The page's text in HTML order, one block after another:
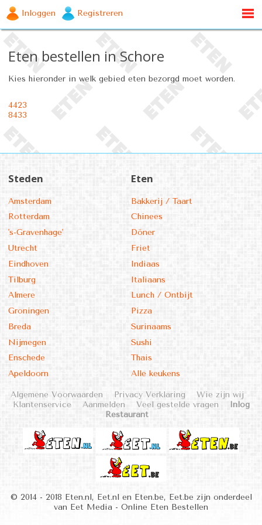
Inloggen Registreren
Eten bestellen in Schore
Kies hieronder in welk gebied eten bezorgd moet worden.
4423
8433
Steden
Amsterdam
Rotterdam
's-Gravenhage'
Utrecht
Eindhoven
Tilburg
Almere
Groningen
Breda
Nijmegen
Enschede
Apeldoorn
Eten
Bakkerij / Taart
Chinees
Döner
Friet
Indiaas
Italiaans
Lunch / Ontbijt
Pizza
Surinaams
Sushi
Thais
Alle keukens
Algemene Voorwaarden Privacy Verklaring
Wie zijn wij
Klantenservice
Aanmelden Veel gestelde vragen
Inlog
Restaurant
© 2014 - 2018 Eten.nl, Eet.nl en Eten.be, Eet.be zijn onderdeel
van Eet Media - Online Eten Bestellen